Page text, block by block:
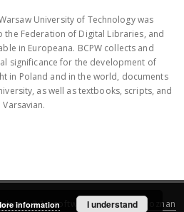
University of Technology was
the Federation of Digital Libraries, and
in Europeana. BCPW collects and
significance for the development of
in Poland and in the world, documents
as well as textbooks, scripts, and
Varsavian.
6.3.16software created by Poznan
information I understand